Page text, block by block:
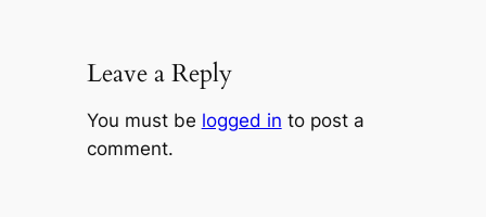
Leave a Reply
You must be logged in to post a
comment.